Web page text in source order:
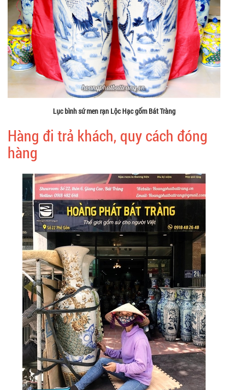
Lục bình sứ men rạn Lộc Hạc gốm Bát Tràng
Hàng đi trả khách, quy cách đóng
hàng